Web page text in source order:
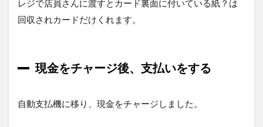
使う
め
レジで店員さんに渡すとカード裏面に付いている紙？は
回収されカードだけくれます。
現金をチャージ後、支払いをする
自動支払機に移り、現金をチャージしました。